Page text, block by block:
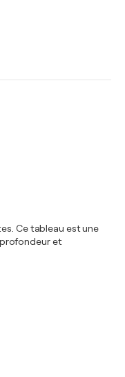
Ce tableau est une
et